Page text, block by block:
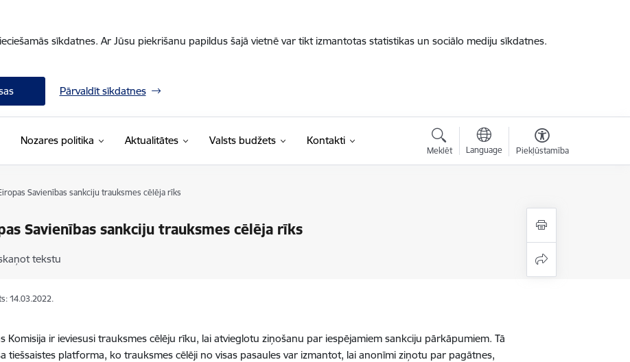
sīkdatnes. Ar Jūsu piekrišanu papildus šajā vietnē var tikt izmantotas statistikas un sociālo mediju sīkdatnes.
Pārvaldīt sīkdatnes
Nozares politika Aktualitātes Valsts budžets Kontakti
Meklēt Language Piekļūstamība
Savienības sankciju trauksmes cēlēja rīks
Savienības sankciju trauksmes cēlēja rīks
tekstu
14.03.2022.
Komisija ir ieviesusi trauksmes cēlēju rīku, lai atvieglotu ziņošanu par iespējamiem sankciju pārkāpumiem. Tā
tiešsaistes platforma, ko trauksmes cēlēji no visas pasaules var izmantot, lai anonīmi ziņotu par pagātnes,